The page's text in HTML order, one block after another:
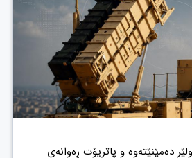
دەمێنێتەوە و پاتریۆت ڕەوانەی